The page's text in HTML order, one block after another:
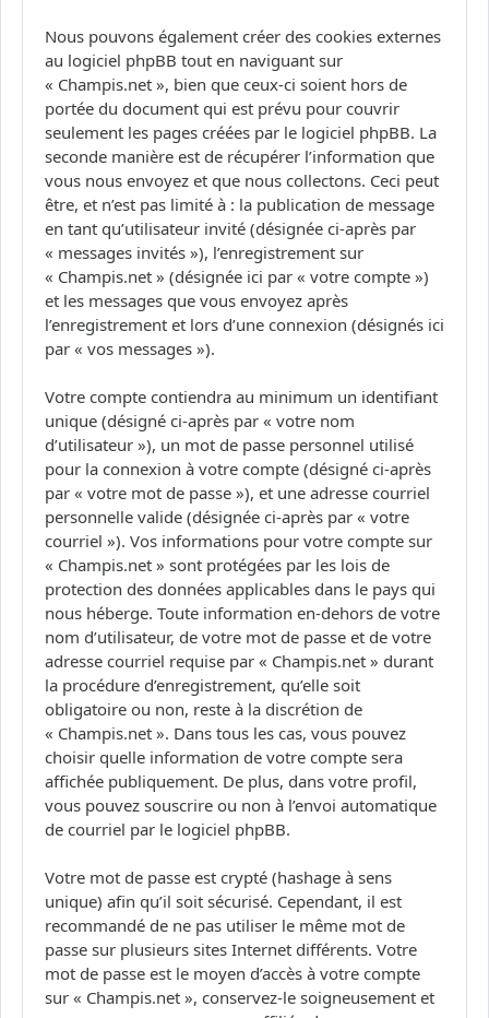
Nous pouvons également créer des cookies externes
au logiciel phpBB tout en naviguant sur
« Champis.net », bien que ceux-ci soient hors de
portée du document qui est prévu pour couvrir
seulement les pages créées par le logiciel phpBB. La
seconde manière est de récupérer l’information que
vous nous envoyez et que nous collectons. Ceci peut
être, et n’est pas limité à : la publication de message
en tant qu’utilisateur invité (désignée ci-après par
« messages invités »), l’enregistrement sur
« Champis.net » (désignée ici par « votre compte »)
et les messages que vous envoyez après
l’enregistrement et lors d’une connexion (désignés ici
par « vos messages »).
Votre compte contiendra au minimum un identifiant
unique (désigné ci-après par « votre nom
d’utilisateur »), un mot de passe personnel utilisé
pour la connexion à votre compte (désigné ci-après
par « votre mot de passe »), et une adresse courriel
personnelle valide (désignée ci-après par « votre
courriel »). Vos informations pour votre compte sur
« Champis.net » sont protégées par les lois de
protection des données applicables dans le pays qui
nous héberge. Toute information en-dehors de votre
nom d’utilisateur, de votre mot de passe et de votre
adresse courriel requise par « Champis.net » durant
la procédure d’enregistrement, qu’elle soit
obligatoire ou non, reste à la discrétion de
« Champis.net ». Dans tous les cas, vous pouvez
choisir quelle information de votre compte sera
affichée publiquement. De plus, dans votre profil,
vous pouvez souscrire ou non à l’envoi automatique
de courriel par le logiciel phpBB.
Votre mot de passe est crypté (hashage à sens
unique) afin qu’il soit sécurisé. Cependant, il est
recommandé de ne pas utiliser le même mot de
passe sur plusieurs sites Internet différents. Votre
mot de passe est le moyen d’accès à votre compte
sur « Champis.net », conservez-le soigneusement et